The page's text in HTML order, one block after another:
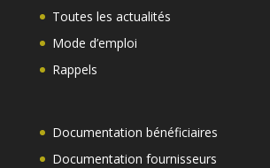
Toutes les actualités
Mode d’emploi
Rappels
Documentation bénéficiaires
Documentation fournisseurs